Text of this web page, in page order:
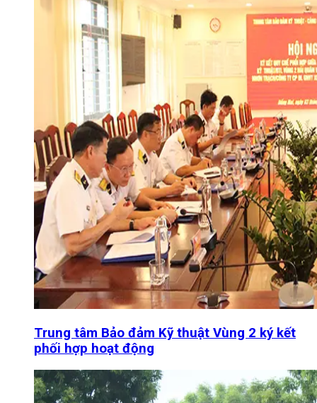
Trung tâm Bảo đảm Kỹ thuật Vùng 2 ký kết
phối hợp hoạt động